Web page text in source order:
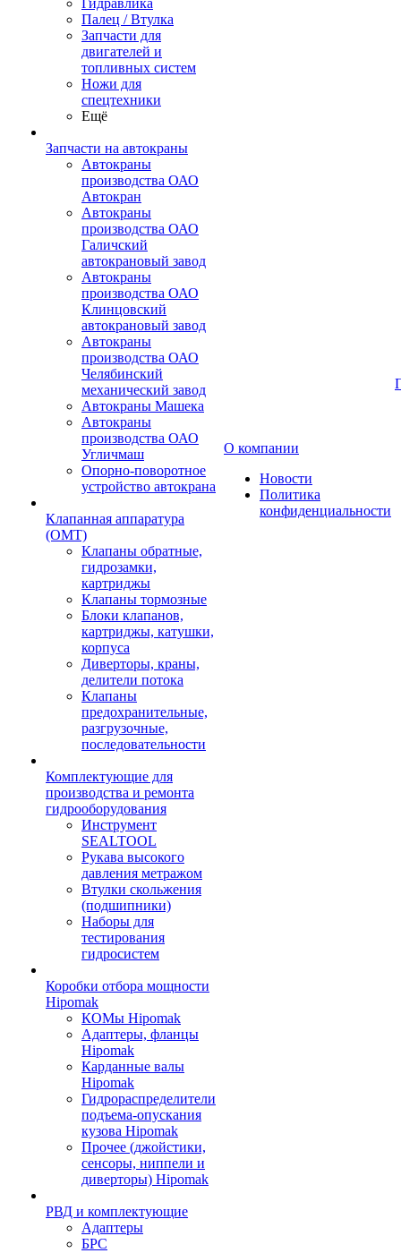
Гидравлика
Палец / Втулка
Запчасти для
двигателей и
топливных систем
Ножи для
спецтехники
Ещё
Запчасти на автокраны
Автокраны
производства ОАО
Автокран
Автокраны
производства ОАО
Галичский
автокрановый завод
Автокраны
производства ОАО
Клинцовский
автокрановый завод
Автокраны
производства ОАО
Челябинский
механический завод
Автокраны Машека
Автокраны
производства ОАО
Угличмаш
Опорно-поворотное
устройство автокрана
Клапанная аппаратура
(OMT)
Клапаны обратные,
гидрозамки,
картриджы
Клапаны тормозные
Блоки клапанов,
картриджы, катушки,
корпуса
Диверторы, краны,
делители потока
Клапаны
предохранительные,
разгрузочные,
последовательности
Комплектующие для
производства и ремонта
гидрооборудования
Инструмент
SEALTOOL
Рукава высокого
давления метражом
Втулки скольжения
(подшипники)
Наборы для
тестирования
гидросистем
Коробки отбора мощности
Hipomak
КОМы Hipomak
Адаптеры, фланцы
Hipomak
Карданные валы
Hipomak
Гидрораспределители
подъема-опускания
кузова Hipomak
Прочее (джойстики,
сенсоры, ниппели и
диверторы) Hipomak
РВД и комплектующие
Адаптеры
БРС
О компании
Новости
Политика
конфиденциальности